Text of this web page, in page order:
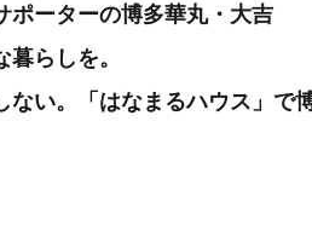
ポーターの博多華丸・大吉
らしを。
い。「はなまるハウス」で